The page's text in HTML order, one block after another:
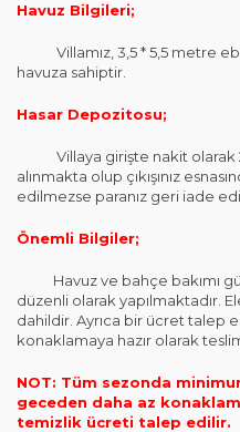
Havuz Bilgileri;
Villamız, 3,5 * 5,5 metre
havuza sahiptir.
Hasar Depozitosu;
Villaya girişte nakit olarak
alınmakta olup çıkışınız
edilmezse paranız geri iade
Önemli Bilgiler;
Havuz ve bahçe bakımı
düzenli olarak yapılmaktadır.
dahildir. Ayrıca bir ücret talep
konaklamaya hazır olarak
NOT: Tüm sezonda
geceden daha az
temizlik ücreti talep edilir.